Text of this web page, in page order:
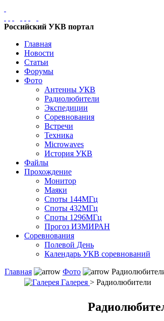
Российский УКВ портал
Главная
Новости
Статьи
Форумы
Фото
Антенны УКВ
Радиолюбители
Экспедиции
Соревнования
Встречи
Техника
Microwaves
История УКВ
Файлы
Прохождение
Монитор
Маяки
Споты 144МГц
Споты 432МГц
Споты 1296МГц
Прогоз ИЗМИРАН
Соревнования
Полевой День
Календарь УКВ соревнований
Главная Фото
Галерея > Радиолюбители